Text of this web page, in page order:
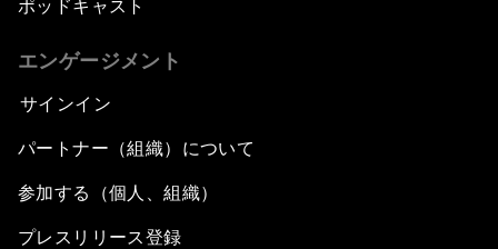
ポッドキャスト
エンゲージメント
サインイン
パートナー（組織）について
参加する（個人、組織）
プレスリリース登録